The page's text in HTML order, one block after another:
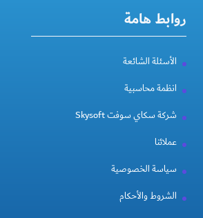
روابط هامة
الأسئلة الشائعة
انظمة محاسبية
شركة سكاي سوفت Skysoft
عملائنا
سياسة الخصوصية
الشروط والأحكام